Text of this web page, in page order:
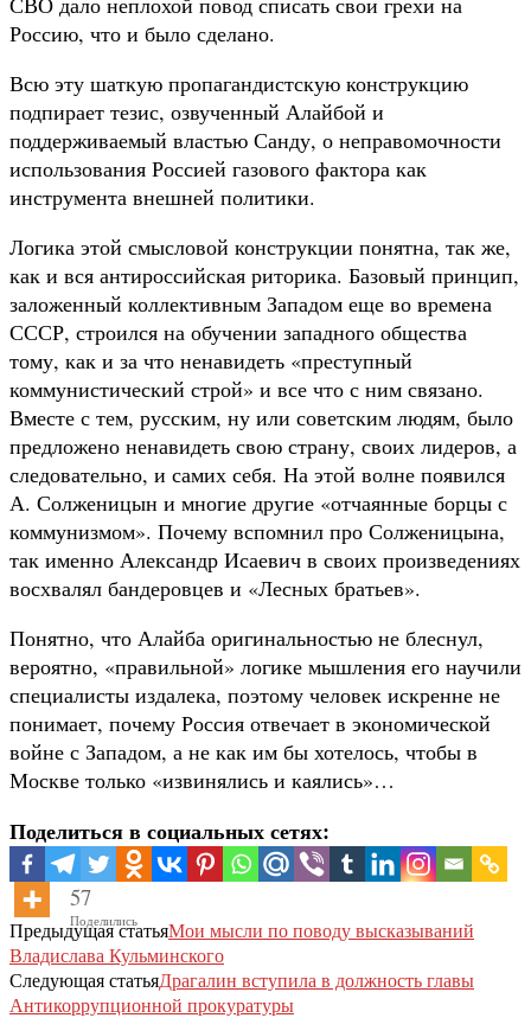
Россию, что и было сделано.
Всю эту шаткую пропагандистскую конструкцию
подпирает тезис, озвученный Алайбой и
поддерживаемый властью Санду, о неправомочности
использования Россией газового фактора как
инструмента внешней политики.
Логика этой смысловой конструкции понятна, так же,
как и вся антироссийская риторика. Базовый принцип,
заложенный коллективным Западом еще во времена
СССР, строился на обучении западного общества
тому, как и за что ненавидеть «преступный
коммунистический строй» и все что с ним связано.
Вместе с тем, русским, ну или советским людям, было
предложено ненавидеть свою страну, своих лидеров, а
следовательно, и самих себя. На этой волне появился
А. Солженицын и многие другие «отчаянные борцы с
коммунизмом». Почему вспомнил про Солженицына,
так именно Александр Исаевич в своих произведениях
восхвалял бандеровцев и «Лесных братьев».
Понятно, что Алайба оригинальностью не блеснул,
вероятно, «правильной» логике мышления его научили
специалисты издалека, поэтому человек искренне не
понимает, почему Россия отвечает в экономической
войне с Западом, а не как им бы хотелось, чтобы в
Москве только «извинялись и каялись»…
Поделиться в социальных сетях:
57
Поделились
Предыдущая статьяМои мысли по поводу высказываний
Владислава Кульминского
Следующая статьяДрагалин вступила в должность главы
Антикоррупционной прокуратуры